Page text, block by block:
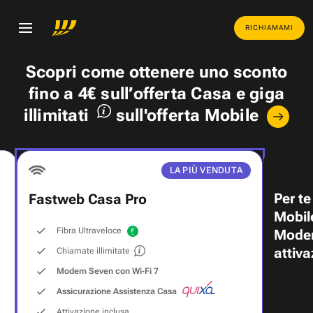
RICHIAMAMI
Scopri come ottenere uno sconto
fino a 4€ sull’offerta Casa egiga
illimitati
sull'offerta Mobile
LA PIÙ VENDUTA
Fastweb Casa Pro
Fibra Ultraveloce
Chiamate illimitate
Modem Seven con Wi‑Fi 7
Assicurazione Assistenza Casa
Per